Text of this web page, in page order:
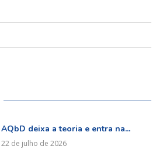
AQbD deixa a teoria e entra na...
22 de julho de 2026